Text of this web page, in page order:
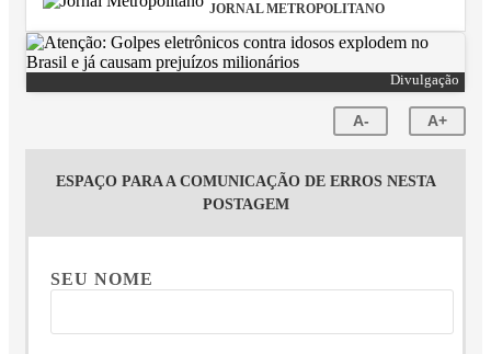
JORNAL METROPOLITANO
Divulgação
A- A+
ESPAÇO PARA A COMUNICAÇÃO DE ERROS NESTA
POSTAGEM
SEU NOME